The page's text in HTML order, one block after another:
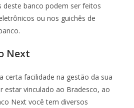
banco podem ser feitos
ou nos guichês de
Next
certa facilidade na gestão da sua
estar vinculado ao Bradesco, ao
Next você tem diversos